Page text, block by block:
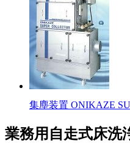
集塵装置 ONIKAZE
業務用自走式床洗